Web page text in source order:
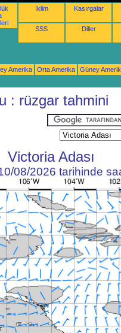
İklim Kasırgalar
SSS Diller
Amerika Orta Amerika
Güney
: rüzgar tahmini
Victoria Adası
08/2026 tarihinde